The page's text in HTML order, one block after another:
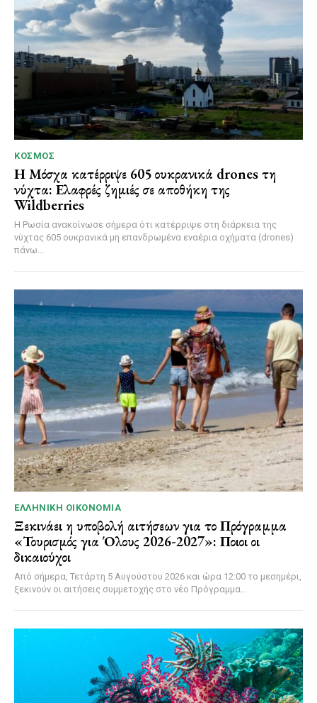
ΚΌΣΜΟΣ
Η Μόσχα κατέρριψε 605 ουκρανικά drones τη
νύχτα: Ελαφρές ζημιές σε αποθήκη της
Wildberries
Η Ρωσία ανακοίνωσε σήμερα ότι κατέρριψε στη διάρκεια της
νύχτας 605 ουκρανικά μη επανδρωμένα εναέρια οχήματα (drones)
πάνω...
ΕΛΛΗΝΙΚΉ ΟΙΚΟΝΟΜΊΑ
Ξεκινάει η υποβολή αιτήσεων για το Πρόγραμμα
«Τουρισμός για Όλους 2026-2027»: Ποιοι οι
δικαιούχοι
Από σήμερα, Τετάρτη 5 Αυγούστου 2026 και ώρα 12:00 το μεσημέρι,
ξεκινούν οι αιτήσεις συμμετοχής στο νέο Πρόγραμμα...